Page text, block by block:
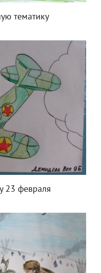
тематику
23 февраля